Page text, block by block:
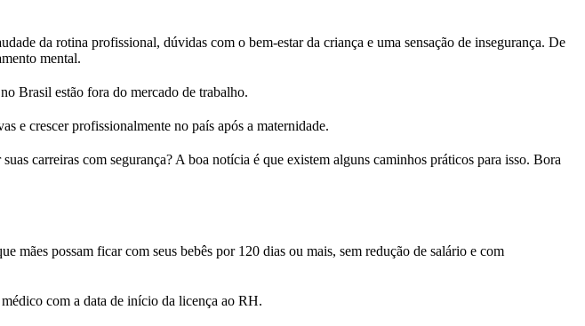
da rotina profissional, dúvidas com o bem-estar da criança e uma sensação de insegurança. De
mental.
Brasil estão fora do mercado de trabalho.
e crescer profissionalmente no país após a maternidade.
carreiras com segurança? A boa notícia é que existem alguns caminhos práticos para isso. Bora
mães possam ficar com seus bebês por 120 dias ou mais, sem redução de salário e com
com a data de início da licença ao RH.